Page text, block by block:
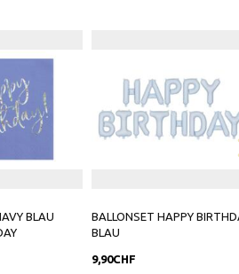
BLAU
BALLONSET HAPPY
BLAU
9,90CHF